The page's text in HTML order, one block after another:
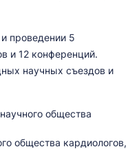
проведении 5
и 12 конференций.
научных съездов и
общества
общества кардиологов,